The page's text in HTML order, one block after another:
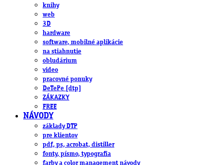
knihy
web
3D
hardware
software, mobilné aplikácie
na stiahnutie
obludárium
video
pracovné ponuky
DeTePe [dtp]
ZÁKAZKY
FREE
NÁVODY
základy DTP
pre klientov
pdf, ps, acrobat, distiller
fonty, písmo, typografia
farby a color management návody